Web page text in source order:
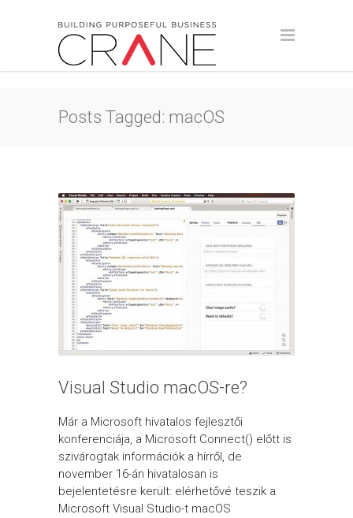
Posts Tagged: macOS
Visual Studio macOS-re?
Már a Microsoft hivatalos fejlesztői
konferenciája, a Microsoft Connect() előtt is
szivárogtak információk a hírről, de
november 16-án hivatalosan is
bejelentetésre került: elérhetővé teszik a
Microsoft Visual Studio-t macOS